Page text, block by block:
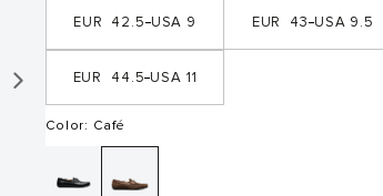
9
42.5 9.5
43
11
44.5
Color: Café